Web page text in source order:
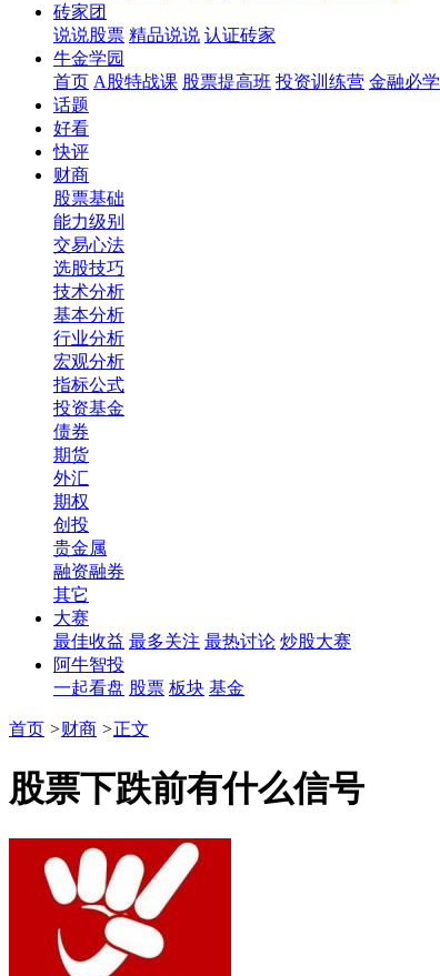
砖家团
说说股票 精品说说 认证砖家
牛金学园
首页 A股特战课 股票提高班 投资训练营 金融必学
话题
好看
快评
财商
股票基础
能力级别
交易心法
选股技巧
技术分析
基本分析
行业分析
宏观分析
指标公式
投资基金
债券
期货
外汇
期权
创投
贵金属
融资融券
其它
大赛
最佳收益 最多关注 最热讨论 炒股大赛
阿牛智投
一起看盘 股票 板块 基金
首页 >财商 >正文
股票下跌前有什么信号